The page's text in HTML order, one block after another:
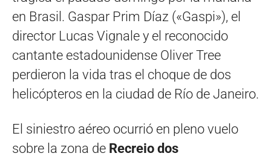
en Brasil. Gaspar Prim Díaz («Gaspi»), el
director Lucas Vignale y el reconocido
cantante estadounidense Oliver Tree
perdieron la vida tras el choque de dos
helicópteros en la ciudad de Río de Janeiro.
El siniestro aéreo ocurrió en pleno vuelo
sobre la zona de Recreio dos